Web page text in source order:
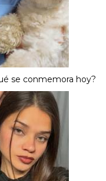
se conmemora hoy?